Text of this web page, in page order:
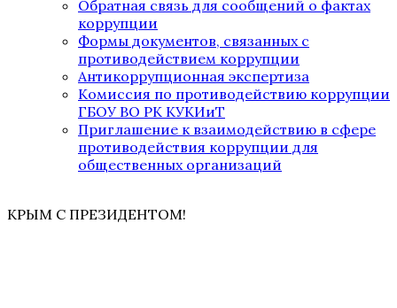
Обратная связь для сообщений о фактах
коррупции
Формы документов, связанных с
противодействием коррупции
Антикоррупционная экспертиза
Комиссия по противодействию коррупции
ГБОУ ВО РК КУКИиТ
Приглашение к взаимодействию в сфере
противодействия коррупции для
общественных организаций
КРЫМ С ПРЕЗИДЕНТОМ!